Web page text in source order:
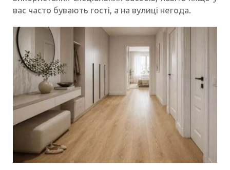
вас часто бувають гості, а на вулиці негода.